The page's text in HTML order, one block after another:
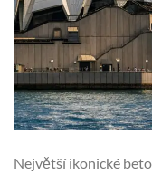
Největší ikonické